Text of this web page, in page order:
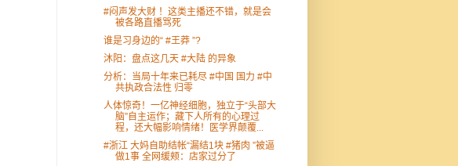
#闷声发大财 ！这类主播还不错，就是会
被各路直播骂死
谁是习身边的“ #王莽 ”?
沐阳：盘点这几天 #大陆 的异象
分析：当局十年来已耗尽 #中国 国力 #中
共执政合法性 归零
人体惊奇！一亿神经细胞，独立于“头部大
脑”自主运作；藏下人所有的心理过
程，还大幅影响情绪！医学界颠覆...
#浙江 大妈自助结帐“漏结1块 #猪肉 ”被逼
做1事 全网缓颊：店家过分了